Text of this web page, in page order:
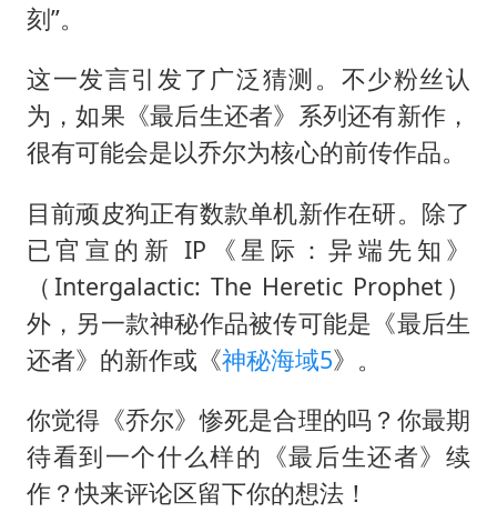
刻”。
这一发言引发了广泛猜测。不少粉丝认
为，如果《最后生还者》系列还有新作，
很有可能会是以乔尔为核心的前传作品。
目前顽皮狗正有数款单机新作在研。除了
已官宣的新 IP《星际：异端先知》
（Intergalactic: The Heretic Prophet）
外，另一款神秘作品被传可能是《最后生
还者》的新作或《神秘海域5》。
你觉得《乔尔》惨死是合理的吗？你最期
待看到一个什么样的《最后生还者》续
作？快来评论区留下你的想法！